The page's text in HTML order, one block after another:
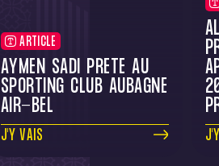
ARTICLE
AYMEN SADI PRÊTÉ AU
SPORTING CLUB AUBAGNE
AIR-BEL
J'Y VAIS